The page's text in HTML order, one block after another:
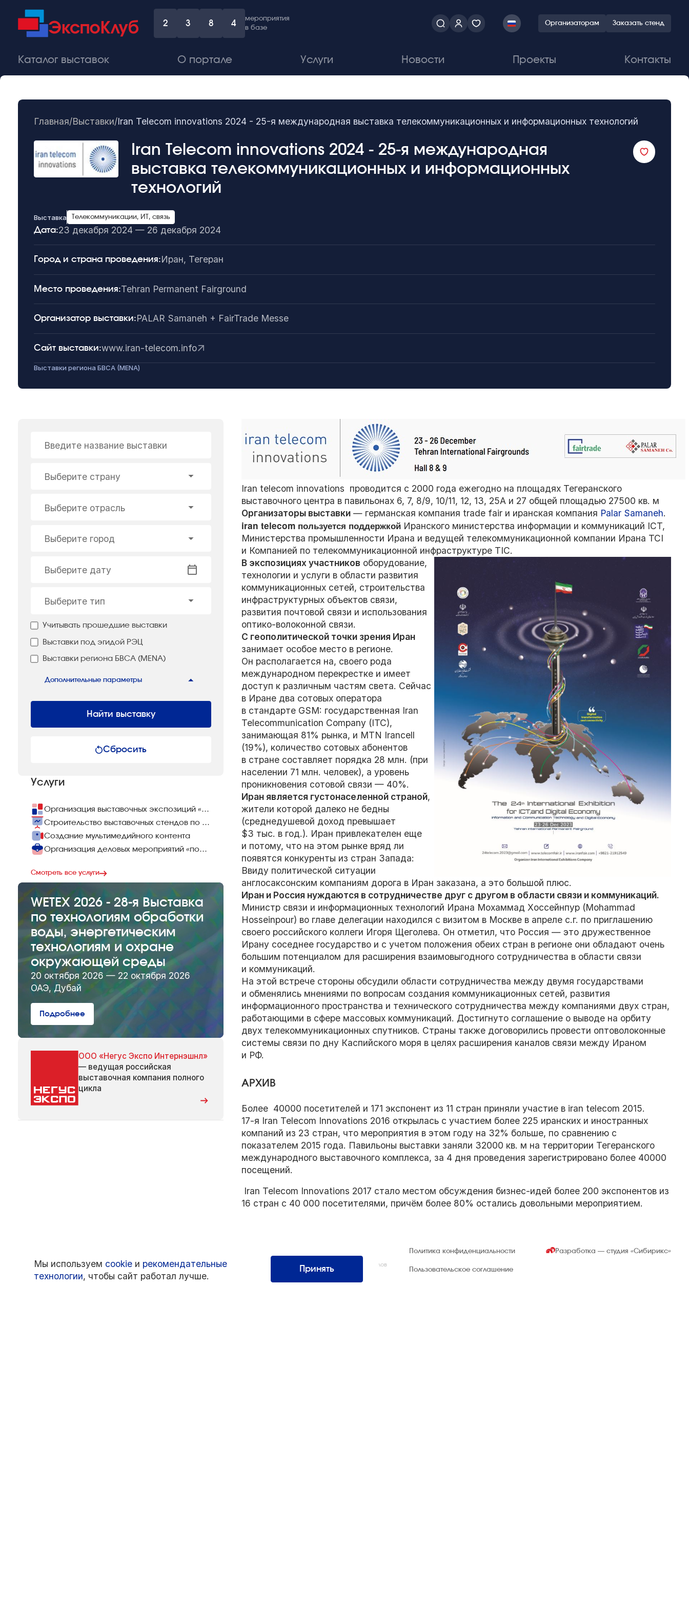
2 3 8 4
мероприятия
в базе
Организаторам Заказать стенд
Каталог выставок О портале Услуги Новости Проекты Контакты
Главная/Выставки/Iran Telecom innovations 2024 - 25-я международная выставка телекоммуникационных и информационных технологий
Iran Telecom innovations 2024 - 25-я международная
выставка телекоммуникационных и информационных
технологий
Выставка Телекоммуникации, ИТ, связь
Дата:23 декабря 2024 — 26 декабря 2024
Город и страна проведения:Иран, Тегеран
Место проведения:Tehran Permanent Fairground
Организатор выставки:PALAR Samaneh + FairTrade Messe
Сайт выставки:www.iran-telecom.info
Выставки региона БВСА (MENA)
Введите название выставки
Выберите страну
Выберите отрасль
Выберите город
Выберите дату
Выберите тип
Учитывать прошедшие выставки
Выставки под эгидой РЭЦ
Выставки региона БВСА (MENA)
Дополнительные параметры
Найти выставку
Сбросить
Услуги
Организация выставочных экспозиций «под ключ»
Строительство выставочных стендов по всему миру
Создание мультимедийного контента
Организация деловых мероприятий «под ключ»
Смотреть все услуги
WETEX 2026 - 28-я Выставка
по технологиям обработки
воды, энергетическим
технологиям и охране
окружающей среды
20 октября 2026 — 22 октября 2026
ОАЭ, Дубай
Подробнее
ООО «Негус Экспо Интернэшнл»
— ведущая российская
выставочная компания полного
цикла
Iran telecom innovations проводится с 2000 года ежегодно на площадях Тегеранского
выставочного центра в павильонах 6, 7, 8/9, 10/11, 12, 13, 25A и 27 общей площадью 27500 кв. м
Организаторы выставки — германская компания trade fair и иранская компания Palar Samaneh.
irantelecom пользуется поддержкой Иранского министерства информации и коммуникаций ICT,
Министерства промышленности Ирана и ведущей телекоммуникационной компании Ирана TCI
и Компанией по телекоммуникационной инфраструктуре TIC.
В экспозициях участников оборудование,
технологии и услуги в области развития
коммуникационных сетей, строительства
инфраструктурных объектов связи,
развития почтовой связи и использования
оптико-волоконной связи.
С геополитической точки зрения Иран
занимает особое место в регионе.
Он располагается на, своего рода
международном перекрестке и имеет
доступ к различным частям света. Сейчас
в Иране два сотовых оператора
в стандарте GSM: государственная Iran
Telecommunication Company (ITC),
занимающая 81% рынка, и MTN Irancell
(19%), количество сотовых абонентов
в стране составляет порядка 28 млн. (при
населении 71 млн. человек), а уровень
проникновения сотовой связи — 40%.
Иран является густонаселенной страной,
жители которой далеко не бедны
(среднедушевой доход превышает
$3 тыс. в год.). Иран привлекателен еще
и потому, что на этом рынке вряд ли
появятся конкуренты из стран Запада:
Ввиду политической ситуации
англосаксонским компаниям дорога в Иран заказана, а это большой плюс.
Иран и Россия нуждаются в сотрудничестве друг с другом в области связи и коммуникаций.
Министр связи и информационных технологий Ирана Мохаммад Хоссейнпур (Mohammad
Hosseinpour) во главе делегации находился с визитом в Москве в апреле с.г. по приглашению
своего российского коллеги Игоря Щеголева. Он отметил, что Россия — это дружественное
Ирану соседнее государство и с учетом положения обеих стран в регионе они обладают очень
большим потенциалом для расширения взаимовыгодного сотрудничества в области связи
и коммуникаций.
На этой встрече стороны обсудили области сотрудничества между двумя государствами
и обменялись мнениями по вопросам создания коммуникационных сетей, развития
информационного пространства и технического сотрудничества между компаниями двух стран,
работающими в сфере массовых коммуникаций. Достигнуто соглашение о выводе на орбиту
двух телекоммуникационных спутников. Страны также договорились провести оптоволоконные
системы связи по дну Каспийского моря в целях расширения каналов связи между Ираном
и РФ.
АРХИВ
Более 40000 посетителей и 171 экспонент из 11 стран приняли участие в iran telecom 2015.
17-я Iran Telecom Innovations 2016 открылась с участием более 225 иранских и иностранных
компаний из 23 стран, что мероприятия в этом году на 32% больше, по сравнению с
показателем 2015 года. Павильоны выставки заняли 32000 кв. м на территории Тегеранского
международного выставочного комплекса, за 4 дня проведения зарегистрировано более 40000
посещений.
Iran Telecom Innovations 2017 стало местом обсуждения бизнес-идей более 200 экспонентов из
16 стран с 40 000 посетителями, причём более 80% остались довольными мероприятием.
Интернэшнл»
Все права защищены. Использование материалов
возможно только со ссылкой на источник.
Политика конфиденциальности
Пользовательское соглашение
Разработка — студия«Сибирикс»
Мы используем cookie и рекомендательные
технологии, чтобы сайт работал лучше.
Принять